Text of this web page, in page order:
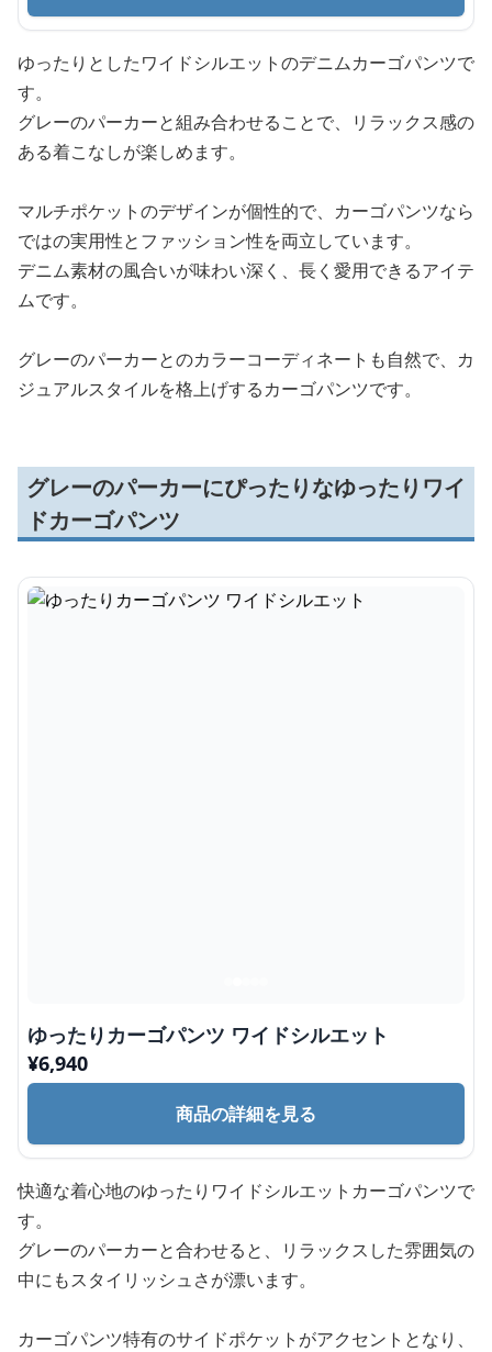
ゆったりとしたワイドシルエットのデニムカーゴパンツで
す。
グレーのパーカーと組み合わせることで、リラックス感の
ある着こなしが楽しめます。
マルチポケットのデザインが個性的で、カーゴパンツなら
ではの実用性とファッション性を両立しています。
デニム素材の風合いが味わい深く、長く愛用できるアイテ
ムです。
グレーのパーカーとのカラーコーディネートも自然で、カ
ジュアルスタイルを格上げするカーゴパンツです。
グレーのパーカーにぴったりなゆったりワイ
ドカーゴパンツ
ゆったりカーゴパンツ ワイドシルエット
¥6,940
商品の詳細を見る
快適な着心地のゆったりワイドシルエットカーゴパンツで
す。
グレーのパーカーと合わせると、リラックスした雰囲気の
中にもスタイリッシュさが漂います。
カーゴパンツ特有のサイドポケットがアクセントとなり、